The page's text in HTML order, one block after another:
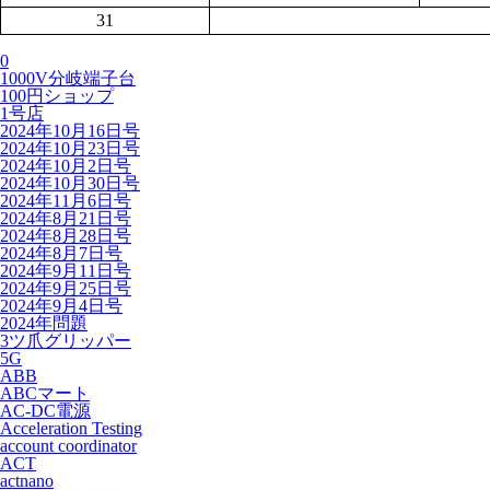
31
0
1000V分岐端子台
100円ショップ
1号店
2024年10月16日号
2024年10月23日号
2024年10月2日号
2024年10月30日号
2024年11月6日号
2024年8月21日号
2024年8月28日号
2024年8月7日号
2024年9月11日号
2024年9月25日号
2024年9月4日号
2024年問題
3ツ爪グリッパー
5G
ABB
ABCマート
AC-DC電源
Acceleration Testing
account coordinator
ACT
actnano